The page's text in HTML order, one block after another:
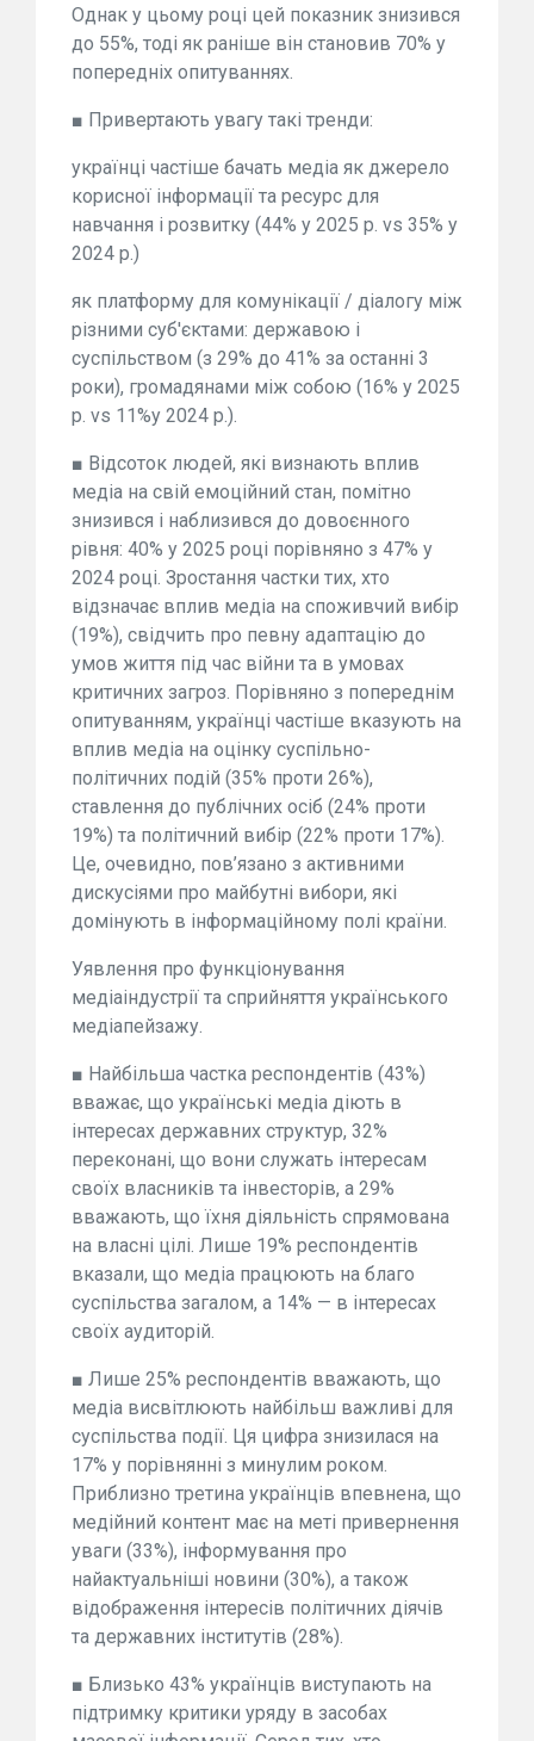
Однак у цьому році цей показник знизився
до 55%, тоді як раніше він становив 70% у
попередніх опитуваннях.
■ Привертають увагу такі тренди:
українці частіше бачать медіа як джерело
корисної інформації та ресурс для
навчання і розвитку (44% у 2025 р. vs 35% у
2024 р.)
як платформу для комунікації / діалогу між
різними суб'єктами: державою і
суспільством (з 29% до 41% за останні 3
роки), громадянами між собою (16% у 2025
р. vs 11%у 2024 р.).
■ Відсоток людей, які визнають вплив
медіа на свій емоційний стан, помітно
знизився і наблизився до довоєнного
рівня: 40% у 2025 році порівняно з 47% у
2024 році. Зростання частки тих, хто
відзначає вплив медіа на споживчий вибір
(19%), свідчить про певну адаптацію до
умов життя під час війни та в умовах
критичних загроз. Порівняно з попереднім
опитуванням, українці частіше вказують на
вплив медіа на оцінку суспільно-
політичних подій (35% проти 26%),
ставлення до публічних осіб (24% проти
19%) та політичний вибір (22% проти 17%).
Це, очевидно, пов’язано з активними
дискусіями про майбутні вибори, які
домінують в інформаційному полі країни.
Уявлення про функціонування
медіаіндустрії та сприйняття українського
медіапейзажу.
■ Найбільша частка респондентів (43%)
вважає, що українські медіа діють в
інтересах державних структур, 32%
переконані, що вони служать інтересам
своїх власників та інвесторів, а 29%
вважають, що їхня діяльність спрямована
на власні цілі. Лише 19% респондентів
вказали, що медіа працюють на благо
суспільства загалом, а 14% — в інтересах
своїх аудиторій.
■ Лише 25% респондентів вважають, що
медіа висвітлюють найбільш важливі для
суспільства події. Ця цифра знизилася на
17% у порівнянні з минулим роком.
Приблизно третина українців впевнена, що
медійний контент має на меті привернення
уваги (33%), інформування про
найактуальніші новини (30%), а також
відображення інтересів політичних діячів
та державних інститутів (28%).
■ Близько 43% українців виступають на
підтримку критики уряду в засобах